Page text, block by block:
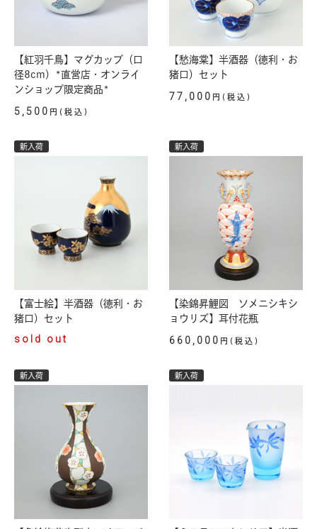
【紅羽千鳥】マグカップ（口
径8cm）*直営店・オンライ
ンショップ限定商品*
5,500 円(税込)
【愁海棠】半酒器（徳利・お
猪口）セット
77,000 円(税込)
新入荷
【富士絵】半酒器（徳利・お
猪口）セット
sold out
新入荷
【染錦昇鯉図 ソメニシキシ
ョウリズ】耳付花瓶
660,000 円(税込)
新入荷 新入荷